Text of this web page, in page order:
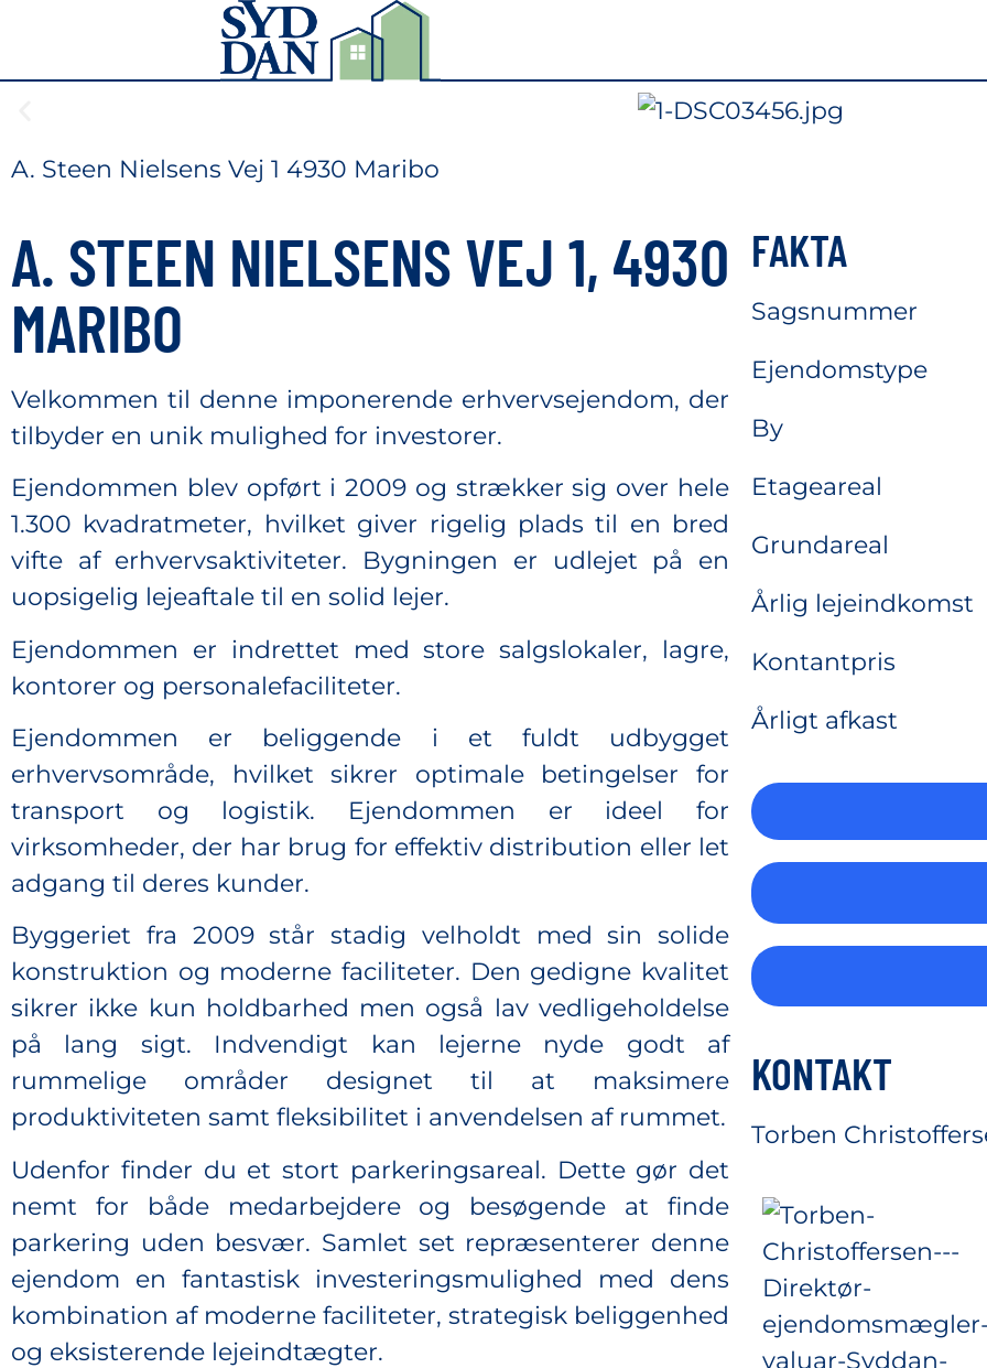
A. Steen Nielsens Vej 1 4930 Maribo
A. STEEN NIELSENS VEJ 1, 4930
MARIBO
Velkommen til denne imponerende erhvervsejendom, der
tilbyder en unik mulighed for investorer.
Ejendommen blev opført i 2009 og strækker sig over hele
1.300 kvadratmeter, hvilket giver rigelig plads til en bred
vifte af erhvervsaktiviteter. Bygningen er udlejet på en
uopsigelig lejeaftale til en solid lejer.
Ejendommen er indrettet med store salgslokaler, lagre,
kontorer og personalefaciliteter.
Ejendommen er beliggende i et fuldt udbygget
erhvervsområde, hvilket sikrer optimale betingelser for
transport og logistik. Ejendommen er ideel for
virksomheder, der har brug for effektiv distribution eller let
adgang til deres kunder.
Byggeriet fra 2009 står stadig velholdt med sin solide
konstruktion og moderne faciliteter. Den gedigne kvalitet
sikrer ikke kun holdbarhed men også lav vedligeholdelse
på lang sigt. Indvendigt kan lejerne nyde godt af
rummelige områder designet til at maksimere
produktiviteten samt fleksibilitet i anvendelsen af rummet.
Udenfor finder du et stort parkeringsareal. Dette gør det
nemt for både medarbejdere og besøgende at finde
parkering uden besvær. Samlet set repræsenterer denne
ejendom en fantastisk investeringsmulighed med dens
kombination af moderne faciliteter, strategisk beliggenhed
og eksisterende lejeindtægter.
FAKTA
Sagsnummer
Ejendomstype
By
Etageareal
Grundareal
Årlig lejeindkomst
Kontantpris
Årligt afkast
KONTAKT
Torben